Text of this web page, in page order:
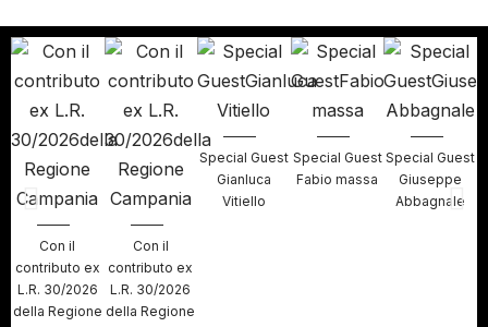
Con il
contributo ex
L.R. 30/2026
della Regione
Con il
contributo ex
L.R. 30/2026
della Regione
Special Guest
Gianluca
Vitiello
Special Guest
Fabio massa
Special Guest
Giuseppe
Abbagnale